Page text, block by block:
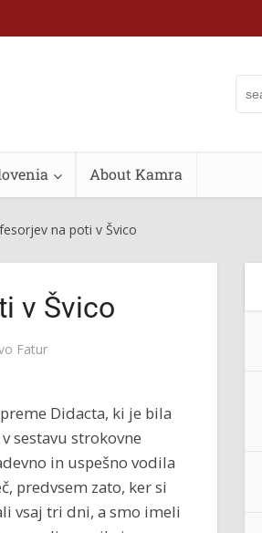
About Kamra
na poti v Švico
v Švico
Fatur
Didacta, ki je bila
sestavu strokovne
in uspešno vodila
predvsem zato, ker si
vsaj tri dni, a smo imeli